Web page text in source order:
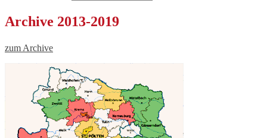
Archive 2013-2019
zum Archive